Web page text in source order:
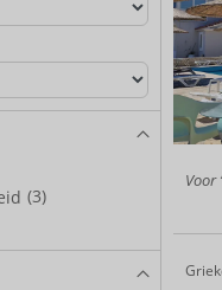
(3)
Voor
Home